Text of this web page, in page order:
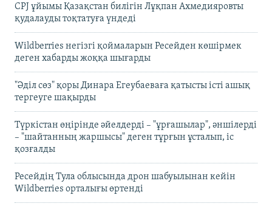
CPJ ұйымы Қазақстан билігін Лұқпан Ахмедияровты
қудалауды тоқтатуға үндеді
Wildberries негізгі қоймаларын Ресейден көшірмек
деген хабарды жоққа шығарды
"Әділ сөз" қоры Динара Егеубаеваға қатысты істі ашық
тергеуге шақырды
Түркістан өңірінде әйелдерді – "ұрғашылар", әншілерді
– "шайтанның жаршысы" деген тұрғын ұсталып, іс
қозғалды
Ресейдің Тула облысында дрон шабуылынан кейін
Wildberries орталығы өртенді